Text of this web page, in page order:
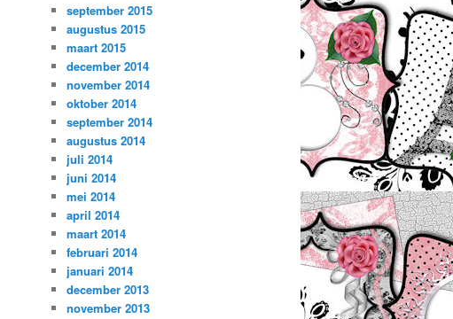
september 2015
augustus 2015
maart 2015
december 2014
november 2014
oktober 2014
september 2014
augustus 2014
juli 2014
juni 2014
mei 2014
april 2014
maart 2014
februari 2014
januari 2014
december 2013
november 2013